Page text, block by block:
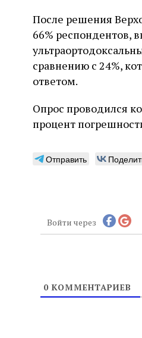
После решения
66% респондентов,
сравнению с 24%,
ответом.
Опрос проводился
процент
Отправить
Войти через
0КОММЕНТАРИЕВ